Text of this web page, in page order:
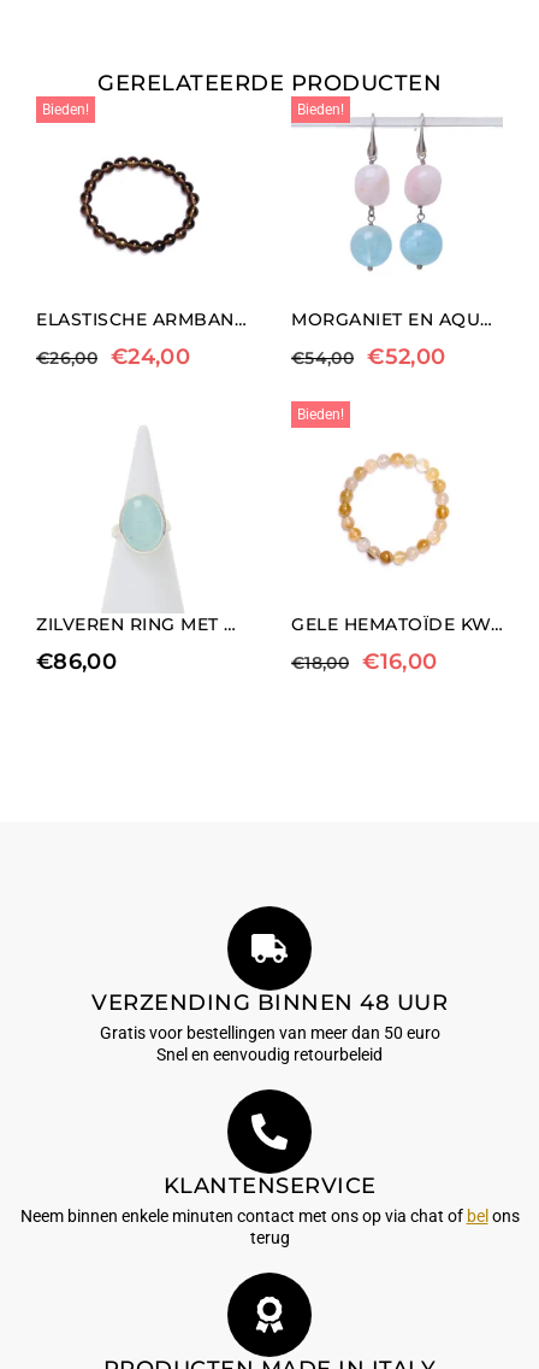
GERELATEERDE PRODUCTEN
Bieden!
ELASTISCHE ARMBAND MET ROOKKWARTS
€26,00 €24,00
Bieden!
MORGANIET EN AQUAMARIJN OORBELLEN
€54,00 €52,00
ZILVEREN RING MET AQUAMARIJN
€86,00
Bieden!
GELE HEMATOÏDE KWARTS ELASTISCHE ARMBAND
€18,00 €16,00
VERZENDING BINNEN 48 UUR
Gratis voor bestellingen van meer dan 50 euro
Snel en eenvoudig retourbeleid
KLANTENSERVICE
Neem binnen enkele minuten contact met ons op via chat of bel ons
terug